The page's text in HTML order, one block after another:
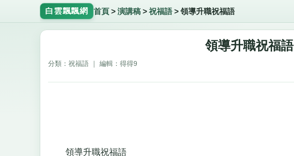
白雲飄飄網 首頁> 演講稿> 祝福語> 領導升職祝福語
領導升職祝福語
分類：祝福語 ｜ 編輯：得得9
領導升職祝福語